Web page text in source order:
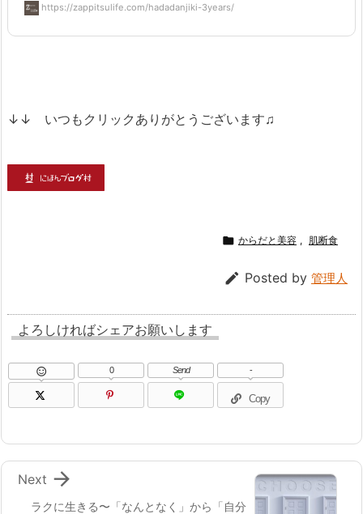
https://zappitsulife.com/hadadanjiki-3years/
↓↓ いつもクリックありがとうございます♫
 からだと美容 , 肌断食
 Posted by 管理人
よろしければシェアお願いします
 0 Send
Copy
-
ラクに生きる〜「なんとなく」から「自分

Next